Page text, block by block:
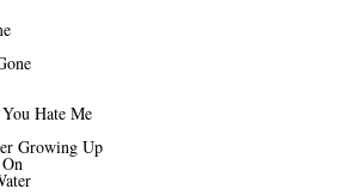
Hate Me
Growing Up